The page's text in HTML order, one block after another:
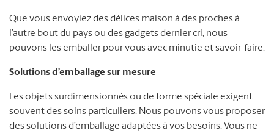
Que vous envoyiez des délices maison à des proches à
l’autre bout du pays ou des gadgets dernier cri, nous
pouvons les emballer pour vous avec minutie et savoir-faire.
Solutions d’emballage sur mesure
Les objets surdimensionnés ou de forme spéciale exigent
souvent des soins particuliers. Nous pouvons vous proposer
des solutions d’emballage adaptées à vos besoins. Vous ne